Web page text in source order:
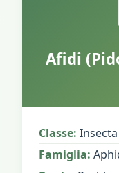
Afidi
Classe: Insecta
Famiglia: